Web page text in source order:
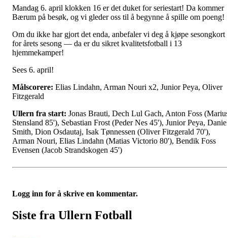
Mandag 6. april klokken 16 er det duket for seriestart! Da kommer
Bærum på besøk, og vi gleder oss til å begynne å spille om poeng!
Om du ikke har gjort det enda, anbefaler vi deg å kjøpe sesongkort
for årets sesong — da er du sikret kvalitetsfotball i 13
hjemmekamper!
Sees 6. april!
Målscorere: Elias Lindahn, Arman Nouri x2, Junior Peya, Oliver
Fitzgerald
Ullern fra start: Jonas Brauti, Dech Lul Gach, Anton Foss
Stensland 85'), Sebastian Frost (Peder Nes 45'), Junior Peya,
Smith, Dion Osdautaj, Isak Tønnessen (Oliver Fitzgerald 70'),
Arman Nouri, Elias Lindahn (Matias Victorio 80'), Bendik Foss
Evensen (Jacob Strandskogen 45')
Logg inn for å skrive en kommentar.
Siste fra Ullern Fotball